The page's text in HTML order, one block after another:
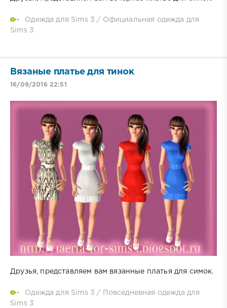
Одежда для Sims 3 / Официальная одежда для
Sims 3
Вязаные платье для тинок
16/09/2016 22:51
Друзья, представляем вам вязанные платья для симок.
Одежда для Sims 3 /
Повседневная одежда для
Sims 3